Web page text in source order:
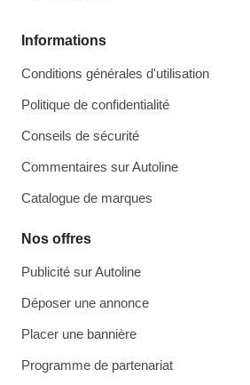
Informations
Conditions générales d'utilisation
Politique de confidentialité
Conseils de sécurité
Commentaires sur Autoline
Catalogue de marques
Nos offres
Publicité sur Autoline
Déposer une annonce
Placer une bannière
Programme de partenariat